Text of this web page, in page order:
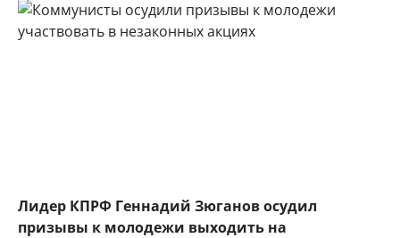
Лидер КПРФ Геннадий Зюганов осудил
призывы к молодежи выходить на